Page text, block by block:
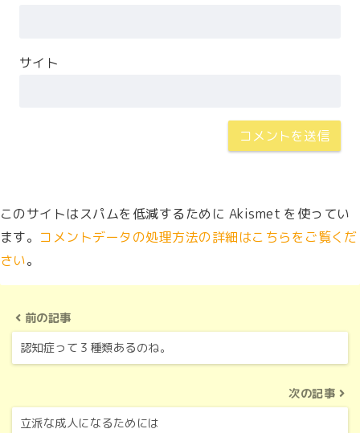
サイト
このサイトはスパムを低減するために Akismet を使ってい
ます。 コメントデータの処理方法の詳細はこちらをご覧くだ
さい。
前の記事
認知症って３種類あるのね。
次の記事
立派な成人になるためには